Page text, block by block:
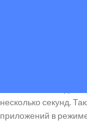
Новая операционная
представлена
несколько секунд.
приложений в